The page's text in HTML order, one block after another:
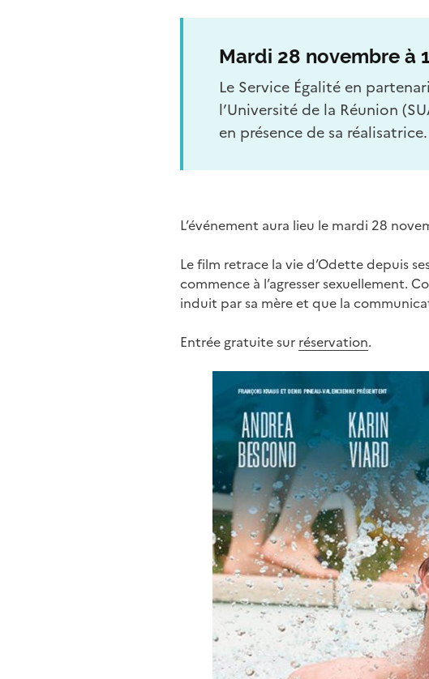
Mardi 28 novembre à
Le Service Égalité en
l’Université de la Réunion
en présence de sa réalisatrice.
L’événement aura lieu le mardi 28
Le film retrace la vie d’Odette depuis
commence à l’agresser sexuellement.
induit par sa mère et que la
Entrée gratuite sur réservation.